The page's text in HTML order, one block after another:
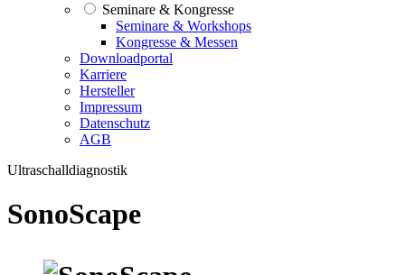
Seminare & Kongresse
Seminare & Workshops
Kongresse & Messen
Downloadportal
Karriere
Hersteller
Impressum
Datenschutz
AGB
Ultraschalldiagnostik
SonoScape